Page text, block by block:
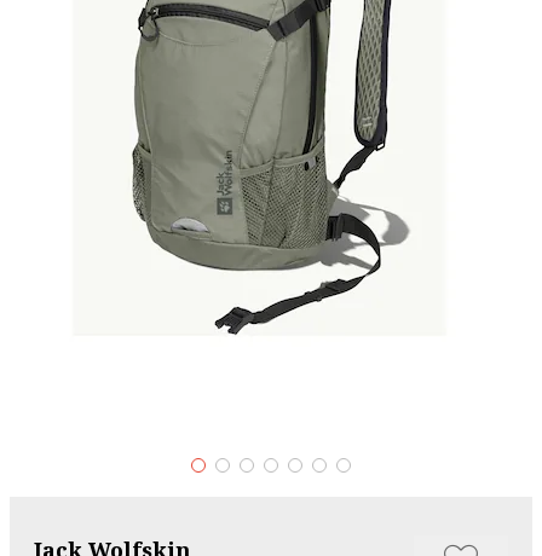
Jack Wolfskin